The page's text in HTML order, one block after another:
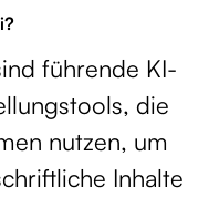
führende KI-
die
nutzen, um
Inhalte